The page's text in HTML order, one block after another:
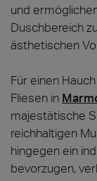
und
Duschbereich
ästhetischen
Für einen
Fliesen in
majestätische
reichhaltigen
hingegen ein
bevorzugen,